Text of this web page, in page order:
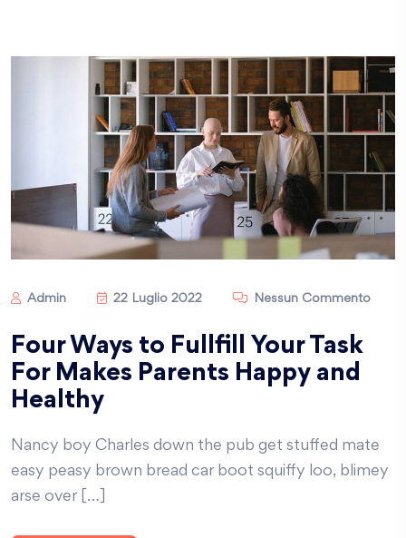
Admin 22 Luglio 2022 Nessun Commento
Four Ways to Fullfill Your Task
For Makes Parents Happy and
Healthy
Nancy boy Charles down the pub get stuffed mate
easy peasy brown bread car boot squiffy loo, blimey
arse over […]